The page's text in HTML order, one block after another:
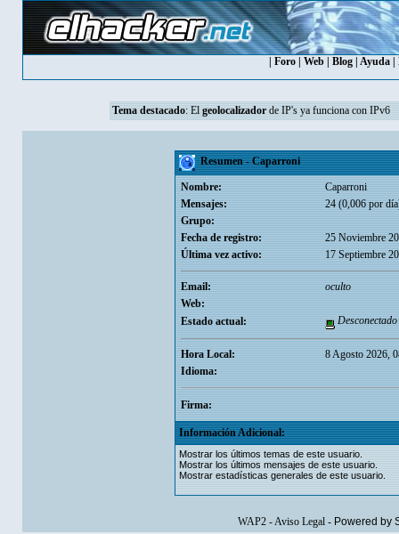
Foro| Web| Blog| Ayuda|
Tema destacado: El geolocalizadorde IP's ya funciona con IPv6
Resumen - Caparroni
Nombre:
Caparroni
Mensajes:
24 (0,006 por
Grupo:
Fecha de registro:
25 Noviembre
Última vez activo:
17 Septiembre
Email:
oculto
Web:
Estado actual:
Desconectado
Hora Local:
8 Agosto 2026,
Idioma:
Firma:
Información Adicional:
Mostrar los últimos temas de este usuario.
Mostrar los últimos mensajes de este usuario.
Mostrar estadísticas generales de este usuario.
WAP2-Aviso Legal- Powered by